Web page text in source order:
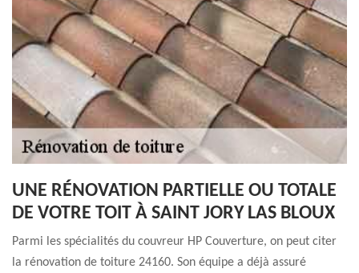
UNE RÉNOVATION PARTIELLE OU TOTALE
DE VOTRE TOIT À SAINT JORY LAS BLOUX
Parmi les spécialités du couvreur HP Couverture, on peut citer
la rénovation de toiture 24160. Son équipe a déjà assuré